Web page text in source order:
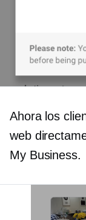
Ahora los
web
My Business.